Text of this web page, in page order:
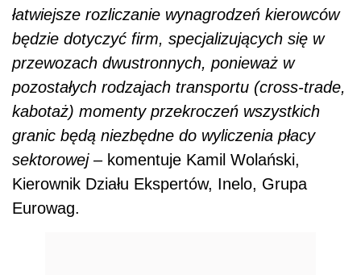
łatwiejsze rozliczanie wynagrodzeń kierowców
będzie dotyczyć firm, specjalizujących się w
przewozach dwustronnych, ponieważ w
pozostałych rodzajach transportu (cross-trade,
kabotaż) momenty przekroczeń wszystkich
granic będą niezbędne do wyliczenia płacy
sektorowej – komentuje Kamil Wolański,
Kierownik Działu Ekspertów, Inelo, Grupa
Eurowag.